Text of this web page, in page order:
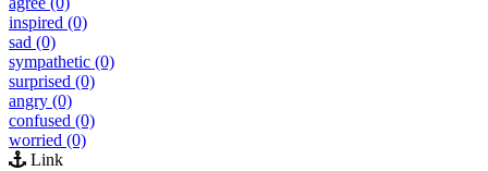
inspired (0)
sad (0)
sympathetic (0)
surprised (0)
angry (0)
confused (0)
worried (0)
Link